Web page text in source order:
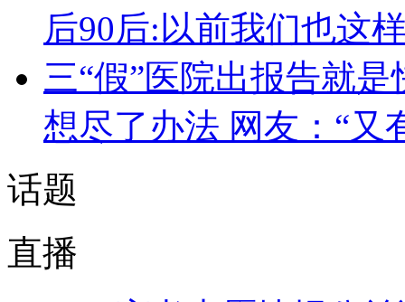
后90后:以前我们也这
三“假”医院出报告就
想尽了办法 网友：“又
话题
直播